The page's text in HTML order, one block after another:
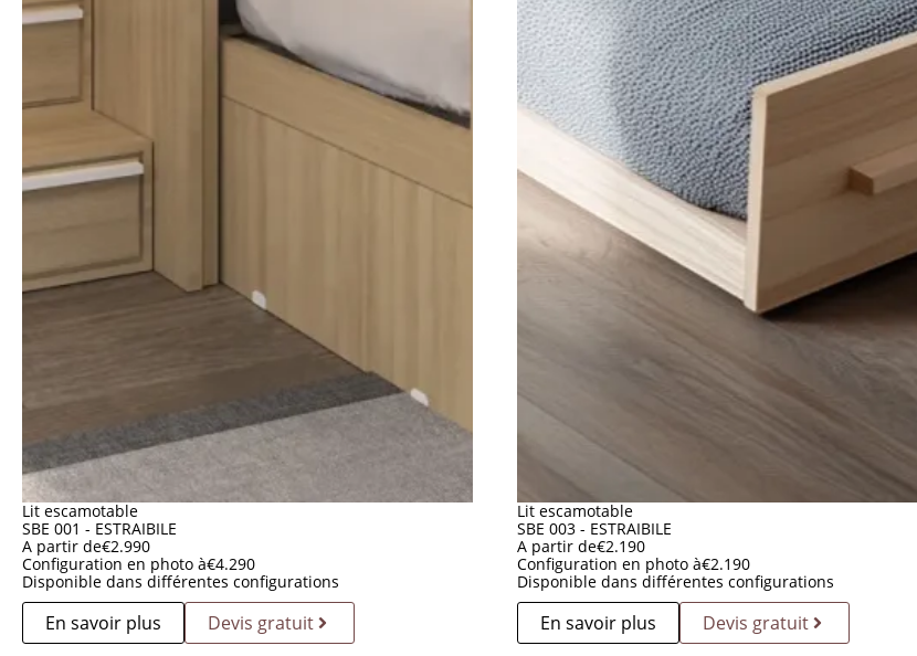
Lit escamotable
SBE 001 - ESTRAIBILE
A partir de€2.990
Configuration en photo à€4.290
Disponible dans différentes configurations
En savoir plus Devis gratuit
Lit escamotable
SBE 003 - ESTRAIBILE
A partir de€2.190
Configuration en photo à€2.190
Disponible dans différentes configurations
En savoir plus Devis gratuit